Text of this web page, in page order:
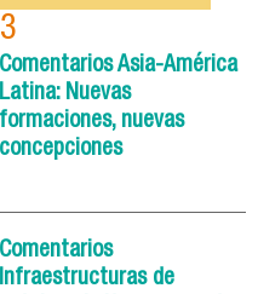
Comentarios Asia-América
Latina: Nuevas
formaciones, nuevas
concepciones
Comentarios
Infraestructuras de